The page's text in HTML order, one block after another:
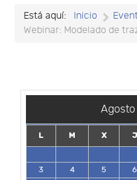
Está aquí: Inicio
Webinar: Modelado de
L M X J
3
4 5 6